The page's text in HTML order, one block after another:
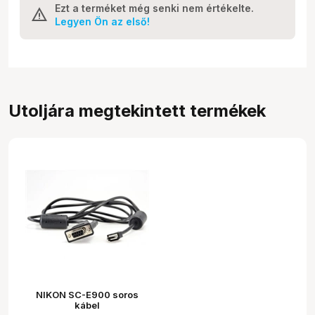
Ezt a terméket még senki nem értékelte.
Legyen Ön az első!
Utoljára megtekintett termékek
NIKON SC-E900 soros
kábel